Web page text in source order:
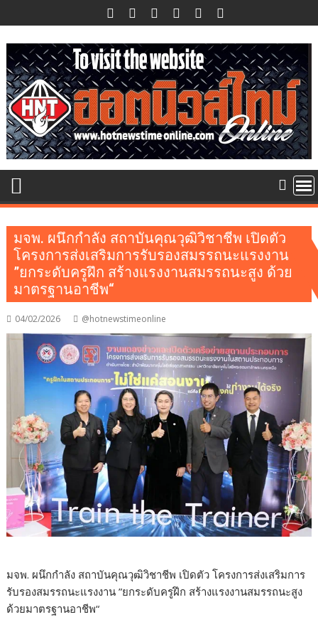
to
content
มจพ. ผนึกกำลัง สถาบันคุณวุฒิวิชาชีพ เปิดตัว
โครงการส่งเสริมการรับรองสมรรถนะแรงงาน
”ยกระดับครูฝึก สร้างแรงงานสมรรถนะสูง ด้วย
มาตรฐานอาชีพ“
04/02/2026 @hotnewstimeonline
มจพ. ผนึกกำลัง สถาบันคุณวุฒิวิชาชีพ เปิดตัว โครงการส่งเสริมการ
รับรองสมรรถนะแรงงาน ”ยกระดับครูฝึก สร้างแรงงานสมรรถนะสูง
ด้วยมาตรฐานอาชีพ“